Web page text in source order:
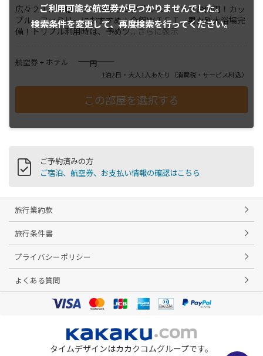
ご利用可能な航空券が見つかりませんでした。
検索条件を変更して、再度検索を行ってください。
広々２１㎡！幅１２０㎝のセミダブルベッド×２台使用！カッ
プル、ファミリーにおすすめ！全館ＷＩＦＩ、男女別大浴場完
備！トリプル利用時は、予めツ...さらに表示
航空券 + ホテル ――――円
1泊2日・大人1人あたり （消費税・サービス料込）
ご予約済みの方
ご宿泊、航空券、お支払い情報の確認はこちら
旅行業約款
旅行条件書
プライバシーポリシー
よくある質問
タイムデザインはカカクコムグループです。